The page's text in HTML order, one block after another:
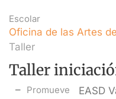
Escolar
Oficina de las Artes
Taller
Taller
Promueve
EASD